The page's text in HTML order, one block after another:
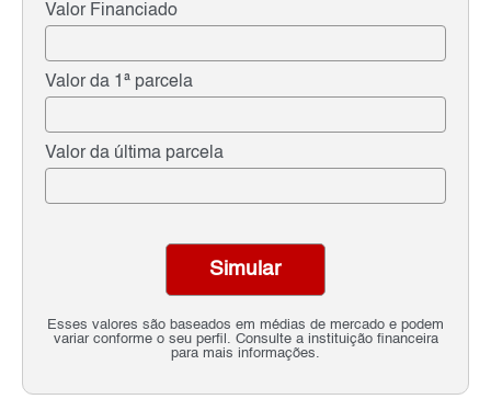
Valor Financiado
Valor da 1ª parcela
Valor da última parcela
Esses valores são baseados em médias de mercado e podem
variar conforme o seu perfil. Consulte a instituição financeira
para mais informações.
Simular